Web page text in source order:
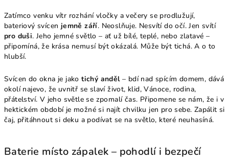
Zatímco venku vítr rozhání vločky a večery se prodlužují,
bateriový svícen jemně září. Neoslňuje. Nesvítí do očí. Jen svítí
pro duši. Jeho jemné světlo – ať už bílé, teplé, nebo zlatavé –
připomíná, že krása nemusí být okázalá. Může být tichá. A o to
hlubší.
Svícen do okna je jakotichý anděl– bdí nad spícím domem, dává
okolí najevo, že uvnitř se slaví život, klid, Vánoce, rodina,
přátelství. V jeho světle se zpomalí čas. Připomene se nám, že i v
hektickém období je možné si najít chvilku jen pro sebe. Zapálit si
čaj, přitáhnout si deku a podívat se na světlo, které neuhasíná.
Baterie místo zápalek – pohodlí i bezpečí